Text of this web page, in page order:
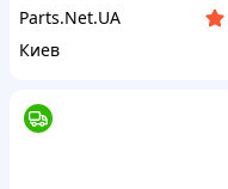
Parts.Net.UA
Киев